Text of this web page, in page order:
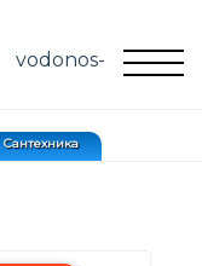
vodonos-
Сантехника